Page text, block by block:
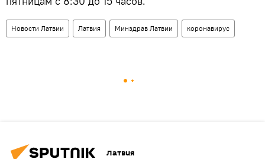
Новости Латвии Латвия Минздрав Латвии коронавирус
Латвия